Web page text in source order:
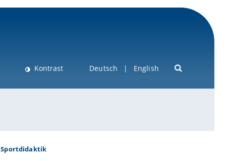
Kontrast Deutsch English
Sportdidaktik